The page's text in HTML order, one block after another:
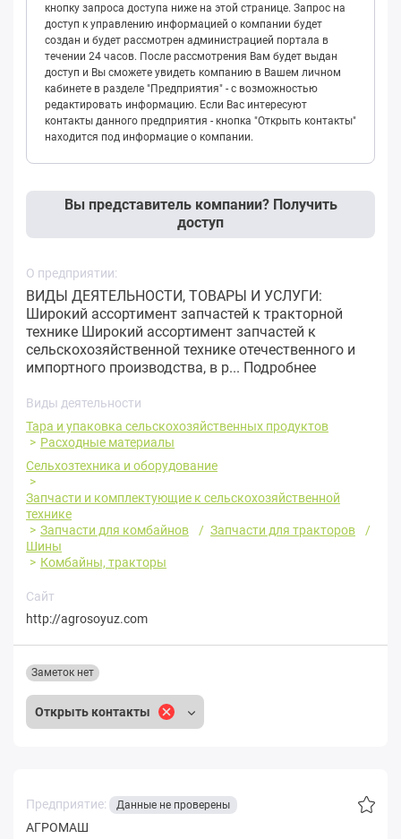
кнопку запроса доступа ниже на этой странице. Запрос на
доступ к управлению информацией о компании будет
создан и будет рассмотрен администрацией портала в
течении 24 часов. После рассмотрения Вам будет выдан
доступ и Вы сможете увидеть компанию в Вашем личном
кабинете в разделе "Предприятия" - с возможностью
редактировать информацию. Если Вас интересуют
контакты данного предприятия - кнопка "Открыть контакты"
находится под информацие о компании.
Вы представитель компании? Получить
доступ
О предприятии:
ВИДЫ ДЕЯТЕЛЬНОСТИ, ТОВАРЫ И УСЛУГИ:
Широкий ассортимент запчастей к тракторной
технике Широкий ассортимент запчастей к
сельскохозяйственной технике отечественного и
импортного производства, в р... Подробнее
Виды деятельности
Тара и упаковка сельскохозяйственных продуктов
Расходные материалы
Сельхозтехника и оборудование
Запчасти и комплектующие к сельскохозяйственной
технике
Запчасти для комбайнов
Запчасти для тракторов
Шины
Комбайны, тракторы
Сайт
http://agrosoyuz.com
Открыть контакты
Заметок нет
Предприятие: Данные не проверены
АГРОМАШ